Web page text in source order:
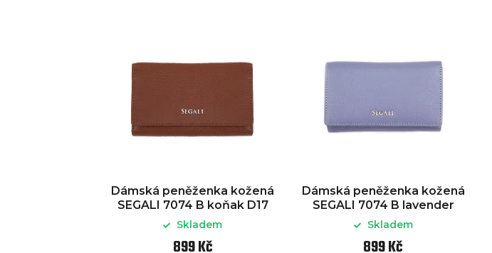
Dámská peněženka kožená
SEGALI 7074 B koňak D17
Skladem
899 Kč
Dámská peněženka kožená
SEGALI 7074 B lavender
Skladem
899 Kč